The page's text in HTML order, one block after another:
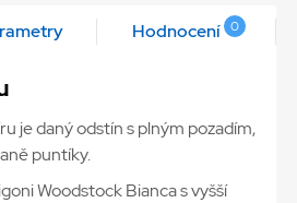
Hodnocení 0
je daný odstín s plným pozadím,
puntíky.
Woodstock Bianca s vyšší